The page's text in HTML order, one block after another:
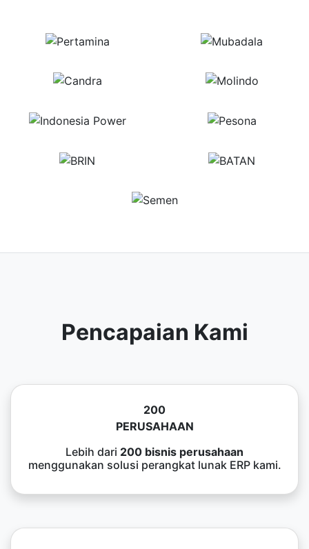
Pencapaian Kami
200
PERUSAHAAN
Lebih dari 200 bisnis perusahaan
menggunakan solusi perangkat lunak ERP kami.